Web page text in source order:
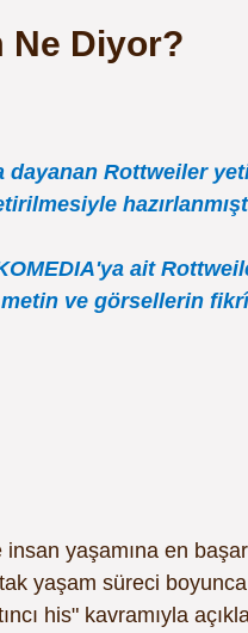
Ne Diyor?
dayanan Rottweiler
ait
ve görsellerin
yaşamına en
yaşam süreci boyunca
his" kavramıyla